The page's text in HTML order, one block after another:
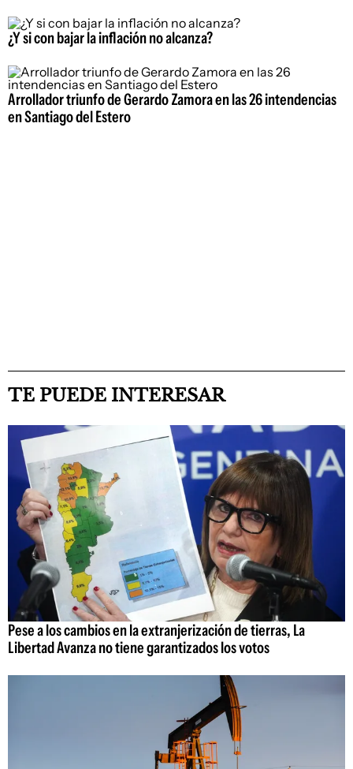
¿Y si con bajar la inflación no alcanza?
Arrollador triunfo de Gerardo Zamora en las 26 intendencias
en Santiago del Estero
TE PUEDE INTERESAR
Pese a los cambios en la extranjerización de tierras, La
Libertad Avanza no tiene garantizados los votos